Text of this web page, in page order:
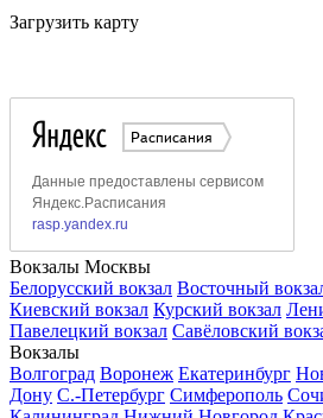
Загрузить карту
Вокзалы Москвы
Белорусский вокзал Восточный
Киевский вокзал Курский вокзал
Павелецкий вокзал Савёловский
Вокзалы
Волгоград Воронеж Екатеринбург
Дону С.-Петербург Симферополь